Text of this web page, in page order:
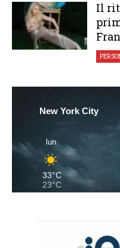
Il
New York City
lun
33°C
23°C